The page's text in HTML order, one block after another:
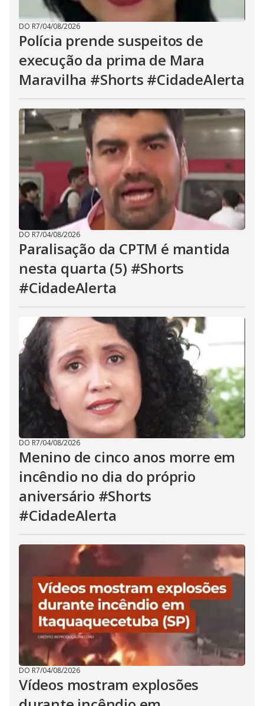
DO R7/04/08/2026
Polícia prende suspeitos de
execução da prima de Mara
Maravilha #Shorts #CidadeAlerta
DO R7/04/08/2026
Paralisação da CPTM é mantida
nesta quarta (5) #Shorts
#CidadeAlerta
DO R7/04/08/2026
Menino de cinco anos morre em
incêndio no dia do próprio
aniversário #Shorts
#CidadeAlerta
DO R7/04/08/2026
Vídeos mostram explosões